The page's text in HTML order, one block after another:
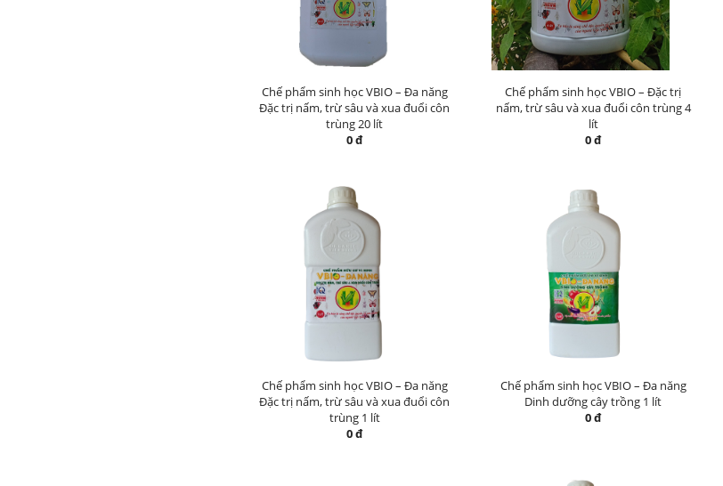
Chế phẩm sinh học VBIO – Đa năng
Đặc trị nấm, trừ sâu và xua đuổi côn
trùng 20 lít
0 đ
Chế phẩm sinh học VBIO – Đặc trị
nấm, trừ sâu và xua đuổi côn trùng 4
lít
0 đ
Chế phẩm sinh học VBIO – Đa năng
Đặc trị nấm, trừ sâu và xua đuổi côn
trùng 1 lít
0 đ
Chế phẩm sinh học VBIO – Đa năng
Dinh dưỡng cây trồng 1 lít
0 đ